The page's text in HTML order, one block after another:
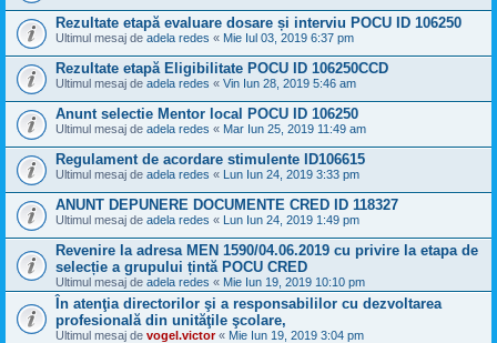
Rezultate etapă evaluare dosare și interviu POCU ID 106250
Ultimul mesaj de adela redes « Mie Iul 03, 2019 6:37 pm
Rezultate etapă Eligibilitate POCU ID 106250CCD
Ultimul mesaj de adela redes « Vin Iun 28, 2019 5:46 am
Anunt selectie Mentor local POCU ID 106250
Ultimul mesaj de adela redes « Mar Iun 25, 2019 11:49 am
Regulament de acordare stimulente ID106615
Ultimul mesaj de adela redes « Lun Iun 24, 2019 3:33 pm
ANUNT DEPUNERE DOCUMENTE CRED ID 118327
Ultimul mesaj de adela redes « Lun Iun 24, 2019 1:49 pm
Revenire la adresa MEN 1590/04.06.2019 cu privire la etapa de
selecție a grupului țintă POCU CRED
Ultimul mesaj de adela redes « Mie Iun 19, 2019 10:10 pm
În atenţia directorilor şi a responsabililor cu dezvoltarea
profesională din unităţile şcolare,
Ultimul mesaj de vogel.victor« Mie Iun 19, 2019 3:04 pm